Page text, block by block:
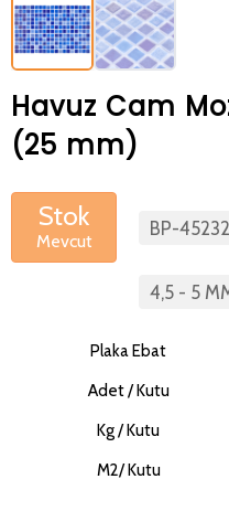
Havuz Cam
(25 mm)
Stok
Mevcut
BP-
4,5 - 5
Plaka Ebat
Adet / Kutu
Kg / Kutu
M2/ Kutu